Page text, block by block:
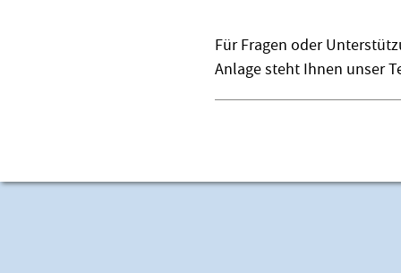
Für Fragen oder
Anlage steht Ihnen unser